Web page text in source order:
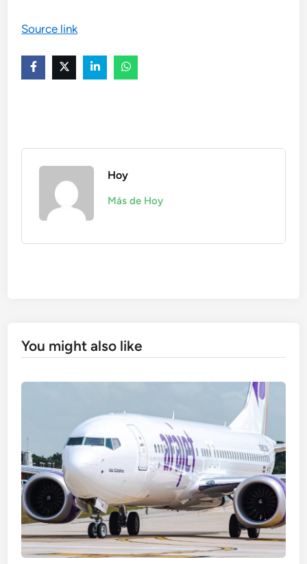
Source link
Hoy
Más de Hoy
You might also like